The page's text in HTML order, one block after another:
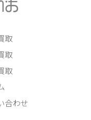
取
取
取
合わせ